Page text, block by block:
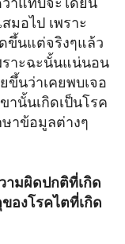
มอไป เพราะ
ขึ้นแต่จริงๆแล้ว
ราะฉะนั้นแน่นอน
ขึ้นว่าเคยพบเจอ
านั้นเกิดเป็นโรค
าข้อมูลต่างๆ
ามผิดปกติที่เกิด
องโรคไตที่เกิด